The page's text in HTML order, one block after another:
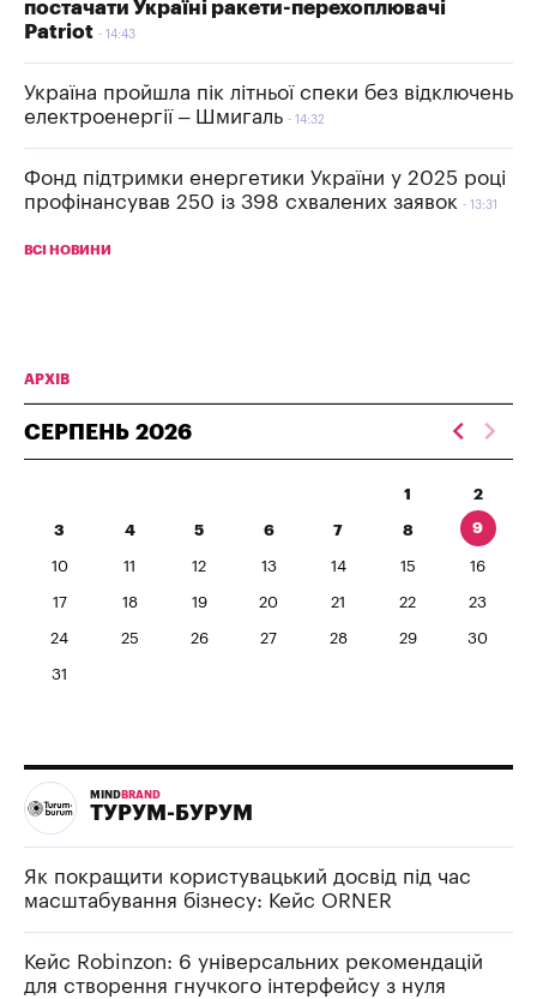
постачати Україні ракети-перехоплювачі
Patriot
14:43
Україна пройшла пік літньої спеки без відключень
електроенергії – Шмигаль
14:32
Фонд підтримки енергетики України у 2025 році
профінансував 250 із 398 схвалених заявок
13:31
ВСІ НОВИНИ
АРХІВ
СЕРПЕНЬ 2026
1 2
3 4 5 6 7 8 9
10 11 12 13 14 15 16
17 18 19 20 21 22 23
24 25 26 27 28 29 30
31
MIND BRAND
ТУРУМ-БУРУМ
Як покращити користувацький досвід під час
масштабування бізнесу: Кейс ORNER
Кейс Robinzon: 6 універсальних рекомендацій
для створення гнучкого інтерфейсу з нуля